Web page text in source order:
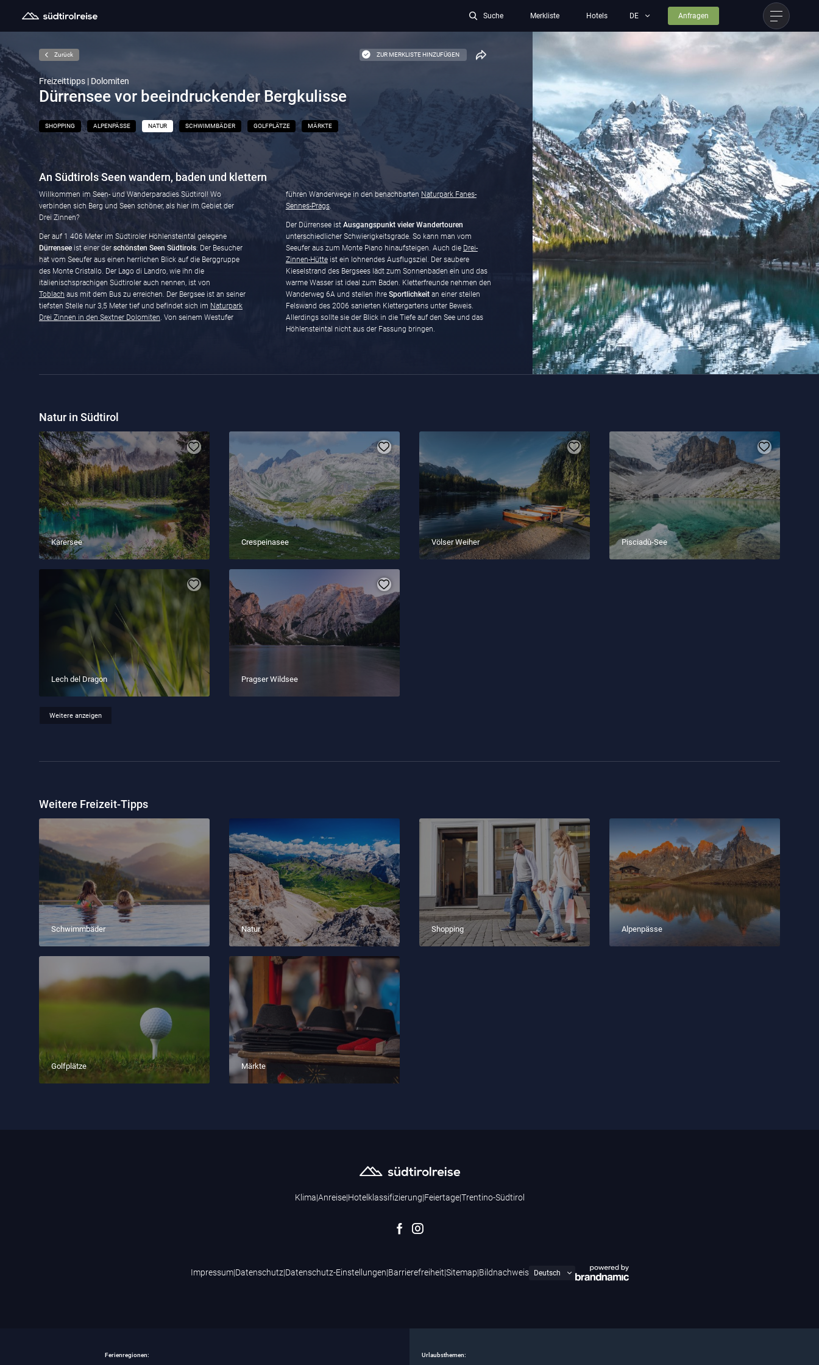
Suche Merkliste Hotels Anfragen
ZUR MERKLISTE HINZUFÜGEN
Zurück
Freizeittipps | Dolomiten
Dürrensee vor beeindruckender Bergkulisse
SHOPPING ALPENPÄSSE NATUR SCHWIMMBÄDER GOLFPLÄTZE MÄRKTE
An Südtirols Seen wandern, baden und klettern
Willkommen im Seen- und Wanderparadies Südtirol! Wo
verbinden sich Berg und Seen schöner, als hier im Gebiet der
Drei Zinnen?
Der auf 1 406 Meter im Südtiroler Höhlensteintal gelegene
Dürrensee ist einer der schönsten Seen Südtirols: Der Besucher
hat vom Seeufer aus einen herrlichen Blick auf die Berggruppe
des Monte Cristallo. Der Lago di Landro, wie ihn die
italienischsprachigen Südtiroler auch nennen, ist von
Toblach aus mit dem Bus zu erreichen. Der Bergsee ist an seiner
tiefsten Stelle nur 3,5 Meter tief und befindet sich im Naturpark
Drei Zinnen in den Sextner Dolomiten. Von seinem Westufer
führen Wanderwege in den benachbarten Naturpark Fanes-
Sennes-Prags.
Der Dürrensee ist Ausgangspunkt vieler Wandertouren
unterschiedlicher Schwierigkeitsgrade. So kann man vom
Seeufer aus zum Monte Piano hinaufsteigen. Auch die Drei-
Zinnen-Hütteist ein lohnendes Ausflugsziel. Der saubere
Kieselstrand des Bergsees lädt zum Sonnenbaden ein und das
warme Wasser ist ideal zum Baden. Kletterfreunde nehmen den
Wanderweg 6A und stellen ihre Sportlichkeitan einer steilen
Felswand des 2006 sanierten Klettergartens unter Beweis.
Allerdings sollte sie der Blick in die Tiefe auf den See und das
Höhlensteintal nicht aus der Fassung bringen.
Natur in Südtirol
Karersee Crespeinasee Völser Weiher Pisciadù-See
Lech del Dragon Pragser Wildsee
Weitere anzeigen
Weitere Freizeit-Tipps
Schwimmbäder Natur Shopping Alpenpässe
Golfplätze Märkte
Klima|Anreise|Hotelklassifizierung|Feiertage|Trentino-Südtirol
Impressum|Datenschutz|Datenschutz-Einstellungen|Barrierefreiheit|Sitemap|Bildnachweis
Ferienregionen: Urlaubsthemen: